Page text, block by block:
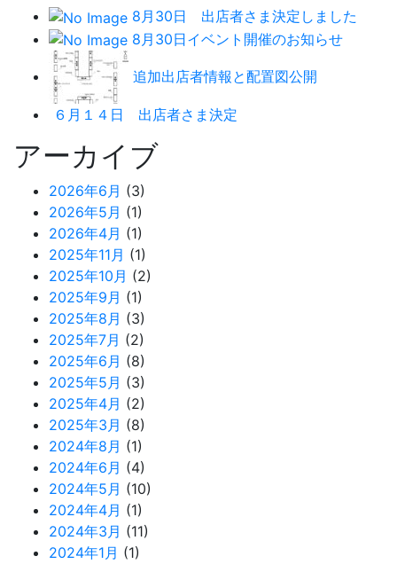
8月30日 出店者さま決定しました
8月30日イベント開催のお知らせ
追加出店者情報と配置図公開
６月１４日 出店者さま決定
アーカイブ
2026年6月 (3)
2026年5月 (1)
2026年4月 (1)
2025年11月 (1)
2025年10月 (2)
2025年9月 (1)
2025年8月 (3)
2025年7月 (2)
2025年6月 (8)
2025年5月 (3)
2025年4月 (2)
2025年3月 (8)
2024年8月 (1)
2024年6月 (4)
2024年5月 (10)
2024年4月 (1)
2024年3月 (11)
2024年1月 (1)